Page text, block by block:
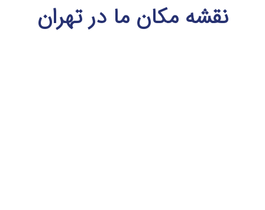
نقشه مکان ما در تهران